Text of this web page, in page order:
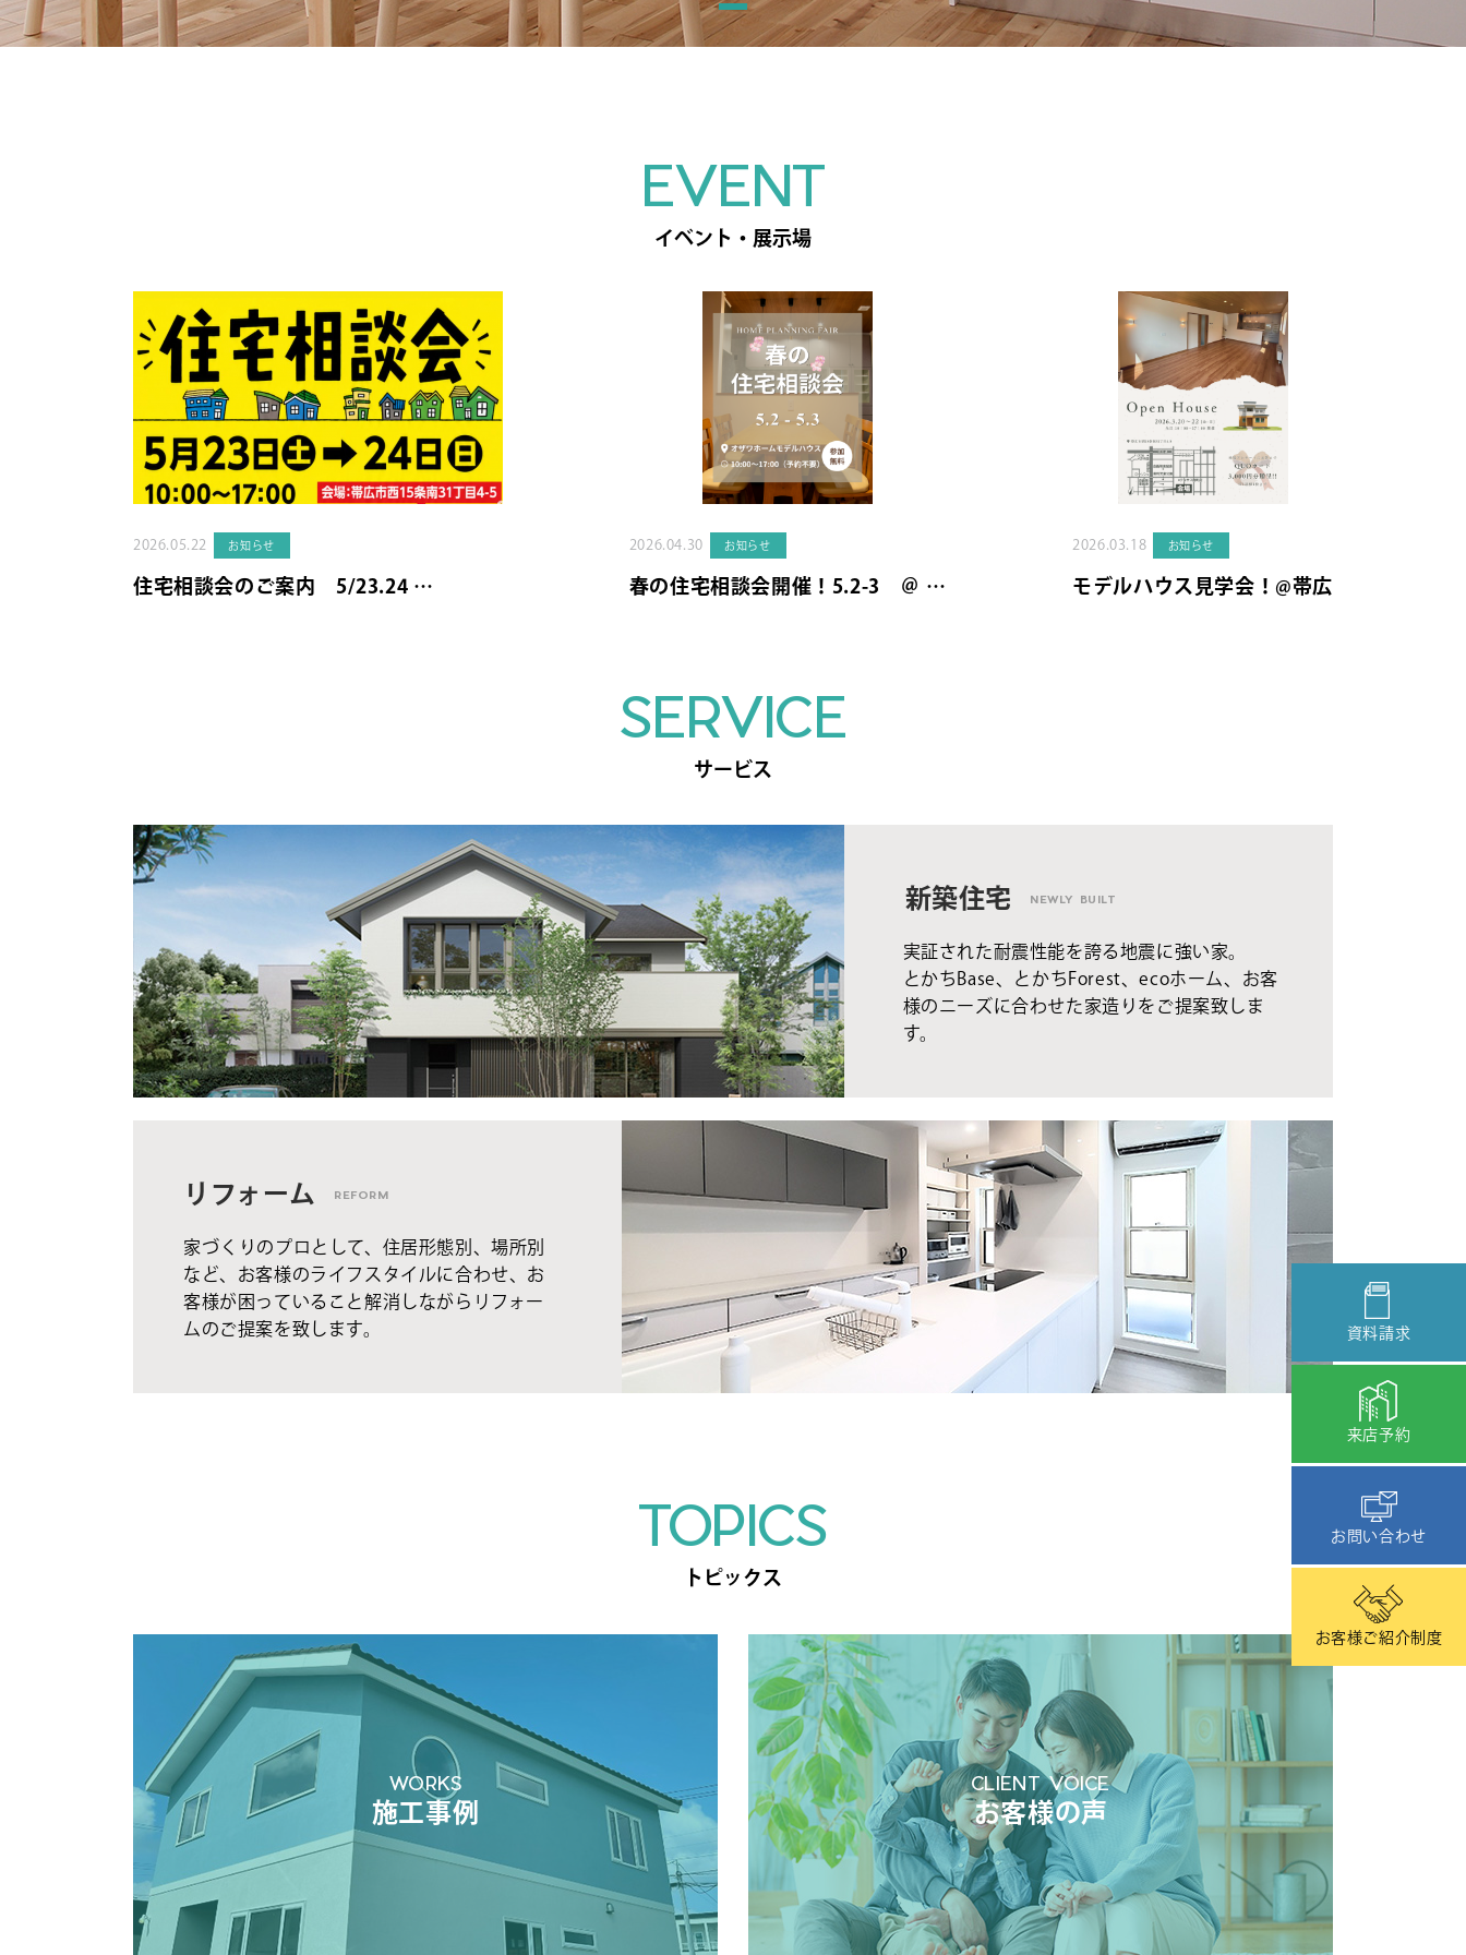
資料請求
来店予約
お問い合わせ
お客様ご紹介制度
EVENT
イベント・展示場
2026.05.22 お知らせ
住宅相談会のご案内 5/23.24 …
2026.04.30 お知らせ
春の住宅相談会開催！5.2-3 ＠ …
2026.03.18 お知らせ
モデルハウス見学会！@帯広
SERVICE
サービス
新築住宅 NEWLY BUILT
実証された耐震性能を誇る地震に強い家。
とかちBase、とかちForest、ecoホーム、お客
様のニーズに合わせた家造りをご提案致しま
す。
リフォーム REFORM
家づくりのプロとして、住居形態別、場所別
など、お客様のライフスタイルに合わせ、お
客様が困っていること解消しながらリフォー
ムのご提案を致します。
TOPICS
トピックス
WORKS
施工事例
CLIENT VOICE
お客様の声